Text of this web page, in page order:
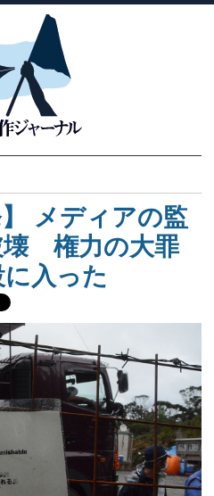
】 メディアの監
壊 権力の大罪
入った